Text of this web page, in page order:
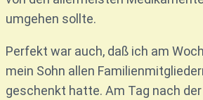
umgehen sollte.
Perfekt war auch, daß ich am
mein Sohn allen
geschenkt hatte. Am Tag nach